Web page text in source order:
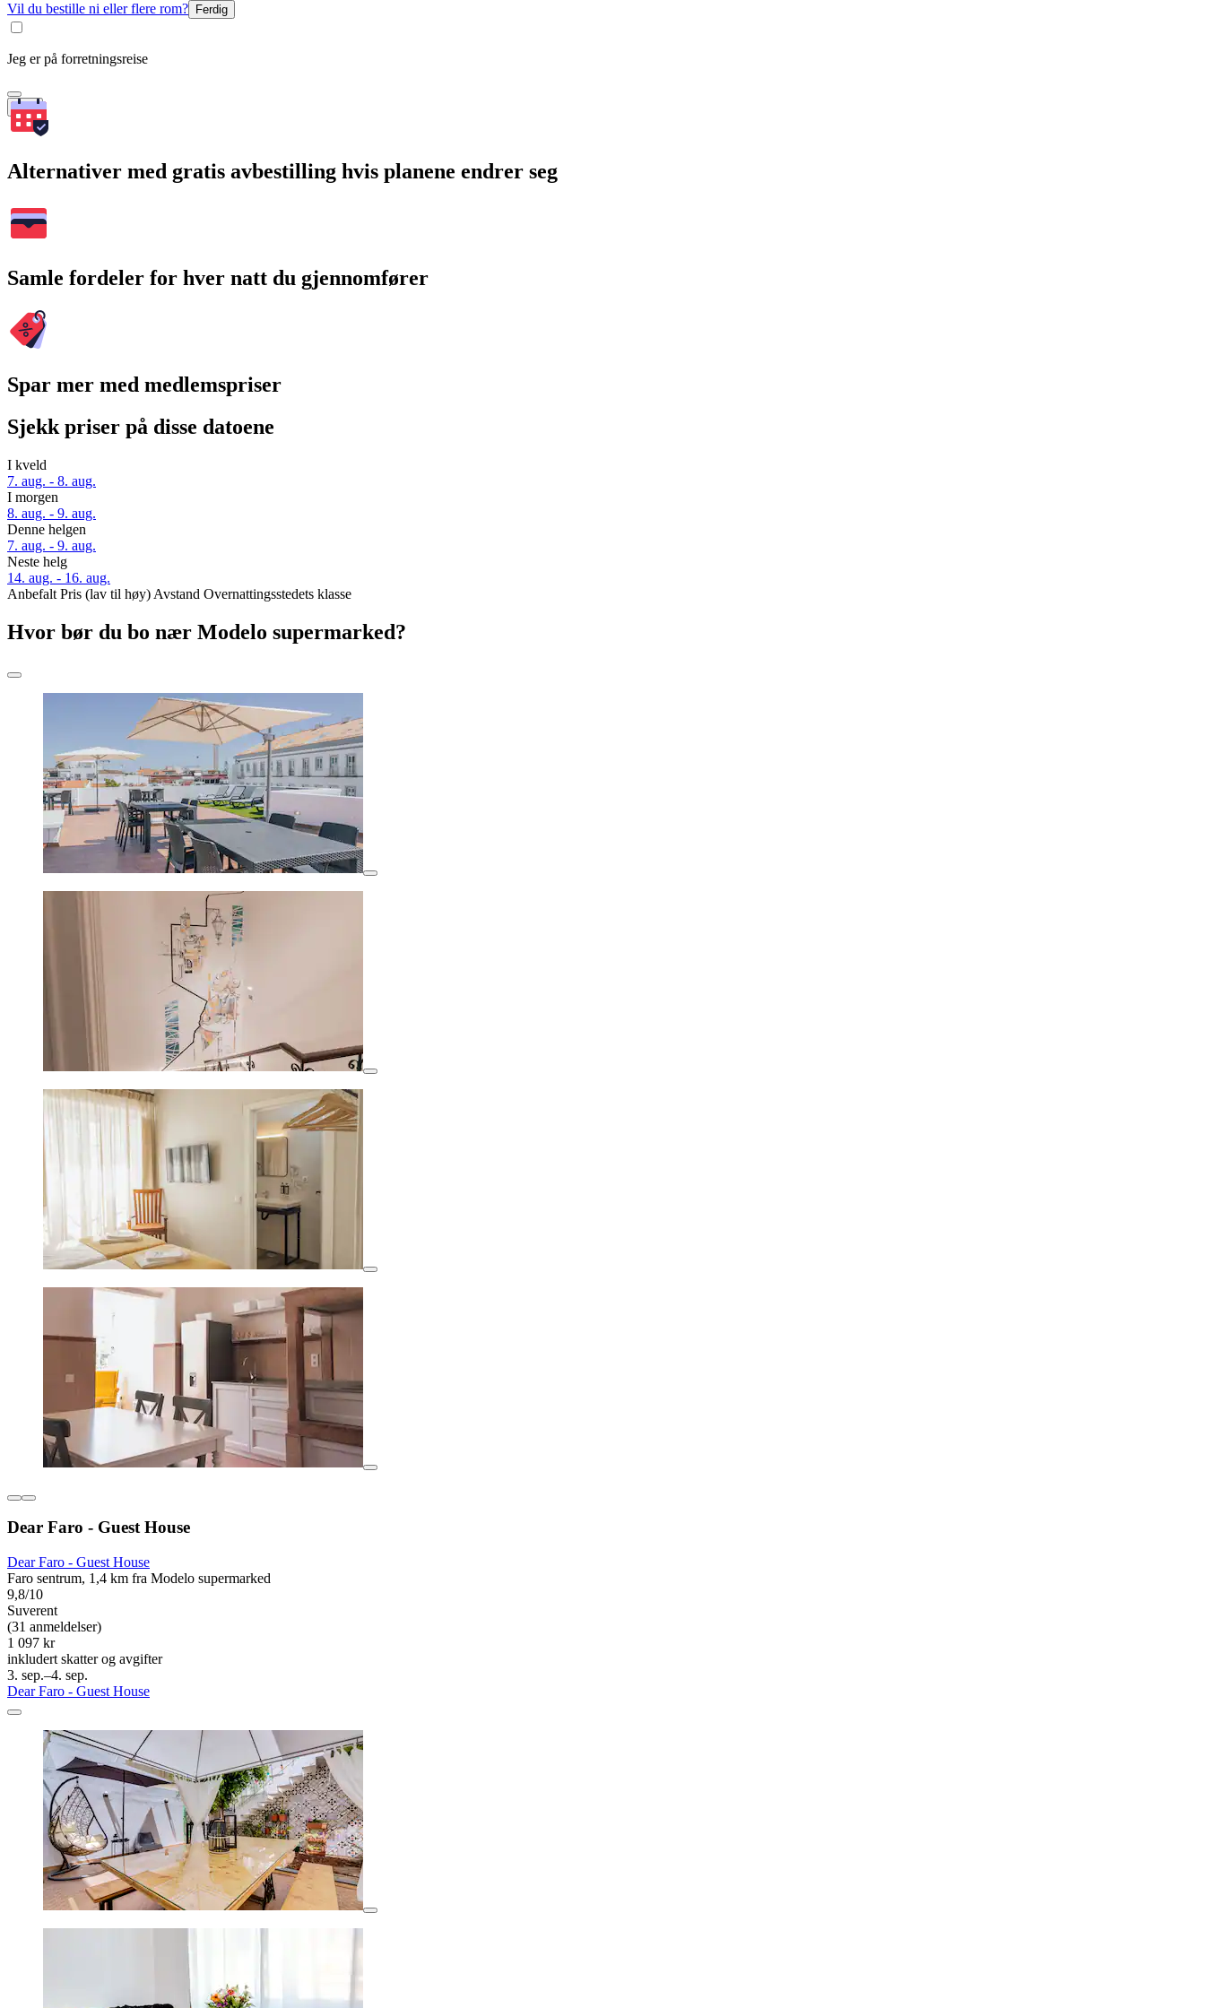
Vil du bestille ni eller flere rom? Ferdig
Jeg er på forretningsreise
Søk
Alternativer med gratis avbestilling hvis planene endrer seg
Samle fordeler for hver natt du gjennomfører
Spar mer med medlemspriser
Sjekk priser på disse datoene
I kveld
7. aug. - 8. aug.
I morgen
8. aug. - 9. aug.
Denne helgen
7. aug. - 9. aug.
Neste helg
14. aug. - 16. aug.
Anbefalt Pris (lav til høy) Avstand Overnattingsstedets klasse
Hvor bør du bo nær Modelo supermarked?
Dear Faro - Guest House
Dear Faro - Guest House
Faro sentrum, 1,4 km fra Modelo supermarked
9,8/10
Suverent
(31 anmeldelser)
1 097 kr
inkludert skatter og avgifter
3. sep.–4. sep.
Dear Faro - Guest House